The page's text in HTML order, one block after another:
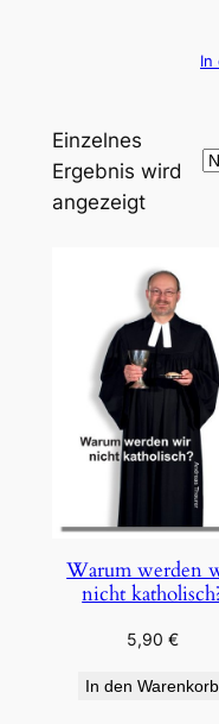
In
Einzelnes
Ergebnis wird
angezeigt
Warum werden
nicht
5,90 €
In den Warenkorb